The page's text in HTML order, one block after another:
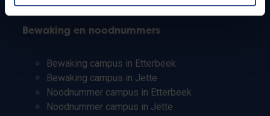
Bewaking en noodnummers
Bewaking campus in Etterbeek
Bewaking campus in Jette
Noodnummer campus in Etterbeek
Noodnummer campus in Jette